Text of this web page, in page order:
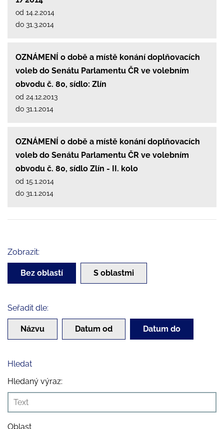
od 14.2.2014
do 31.3.2014
OZNÁMENÍ o době a místě konání doplňovacích
voleb do Senátu Parlamentu ČR ve volebním
obvodu č. 80, sídlo: Zlín
od 24.12.2013
do 31.1.2014
OZNÁMENÍ o době a místě konání doplňovacích
voleb do Senátu Parlamentu ČR ve volebním
obvodu č. 80, sídlo Zlín - II. kolo
od 15.1.2014
do 31.1.2014
Zobrazit:
Bez oblastí S oblastmi
Seřadit dle:
Názvu Datum od Datum do
Hledat
Hledaný výraz:
Oblast